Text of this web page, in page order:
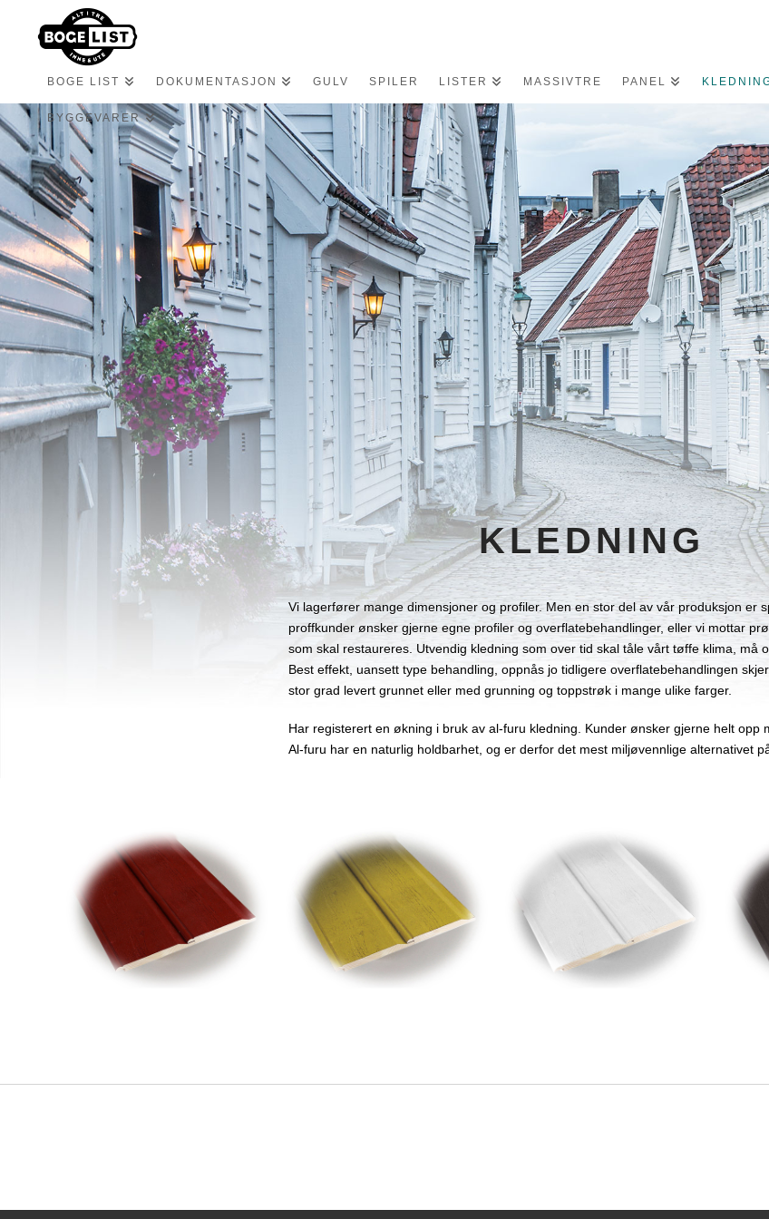
BOGE LIST DOKUMENTASJON GULV SPILER LISTER MASSIVTRE PANEL
BYGGEVARER
KLEDNING
Vi lagerfører mange dimensjoner og profiler. Men en stor del av vår produksjon er
proffkunder ønsker gjerne egne profiler og overflatebehandlinger, eller vi mottar
som skal restaureres. Utvendig kledning som over tid skal tåle vårt tøffe klima, må
Best effekt, uansett type behandling, oppnås jo tidligere overflatebehandlingen
stor grad levert grunnet eller med grunning og toppstrøk i mange ulike farger.
Har registerert en økning i bruk av al-furu kledning. Kunder ønsker gjerne helt opp
Al-furu har en naturlig holdbarhet, og er derfor det mest miljøvennlige alternativet